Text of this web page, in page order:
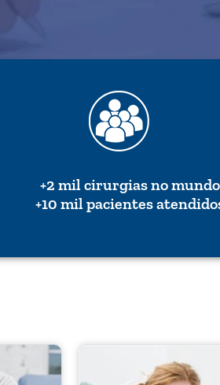
+2 mil cirurgias no mundo
+10 mil pacientes